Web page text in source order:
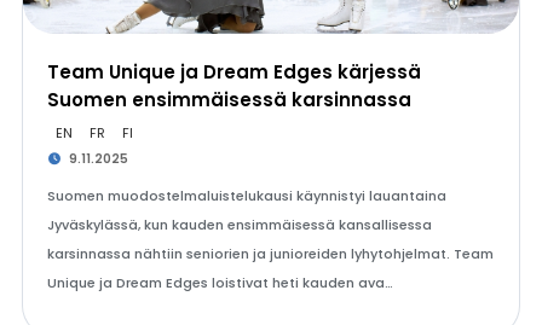
Team Unique ja Dream Edges kärjessä
Suomen ensimmäisessä karsinnassa
EN FR FI
9.11.2025
Suomen muodostelmaluistelukausi käynnistyi lauantaina
Jyväskylässä, kun kauden ensimmäisessä kansallisessa
karsinnassa nähtiin seniorien ja junioreiden lyhytohjelmat. Team
Unique ja Dream Edges loistivat heti kauden ava…